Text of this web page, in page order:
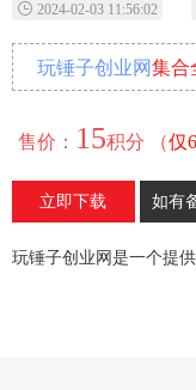
2024-02-03 11:56:02
玩锤子创业网集合
售价： 15积分 （仅
）
立即下载 如有